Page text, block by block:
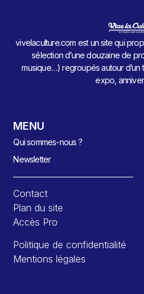
vivelaculture.com est un site qui
sélection d’une douzaine de
musique…) regroupés autour d’un
expo,
MENU
Qui sommes-nous ?
Newsletter
Contact
Plan du site
Accès Pro
Politique de confidentialité
Mentions légales